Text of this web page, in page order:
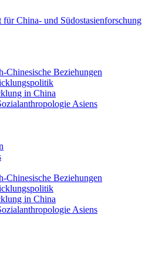
Chinesische Beziehungen
in China
Asiens
Chinesische Beziehungen
in China
Asiens